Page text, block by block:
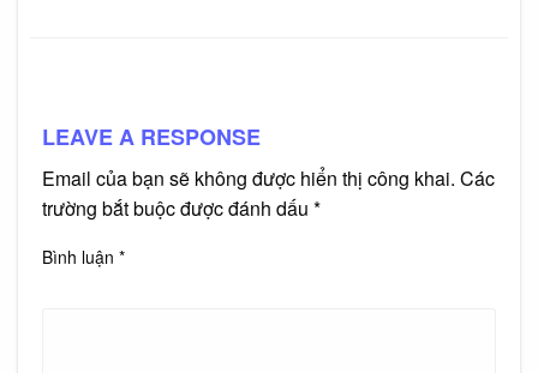
LEAVE A RESPONSE
Email của bạn sẽ không được hiển thị công khai. Các
trường bắt buộc được đánh dấu *
Bình luận *